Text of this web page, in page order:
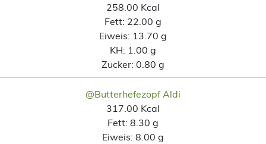
258.00 Kcal
Fett: 22.00 g
Eiweis: 13.70 g
KH: 1.00 g
Zucker: 0.80 g
@Butterhefezopf Aldi
317.00 Kcal
Fett: 8.30 g
Eiweis: 8.00 g